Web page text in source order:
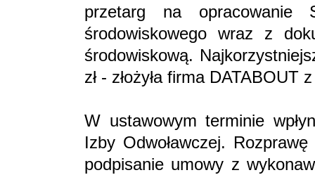
przetarg na opracowanie
środowiskowego wraz z
środowiskową.
zł - złożyła firma DATABOUT
W ustawowym terminie
Izby Odwoławczej.
podpisanie umowy z